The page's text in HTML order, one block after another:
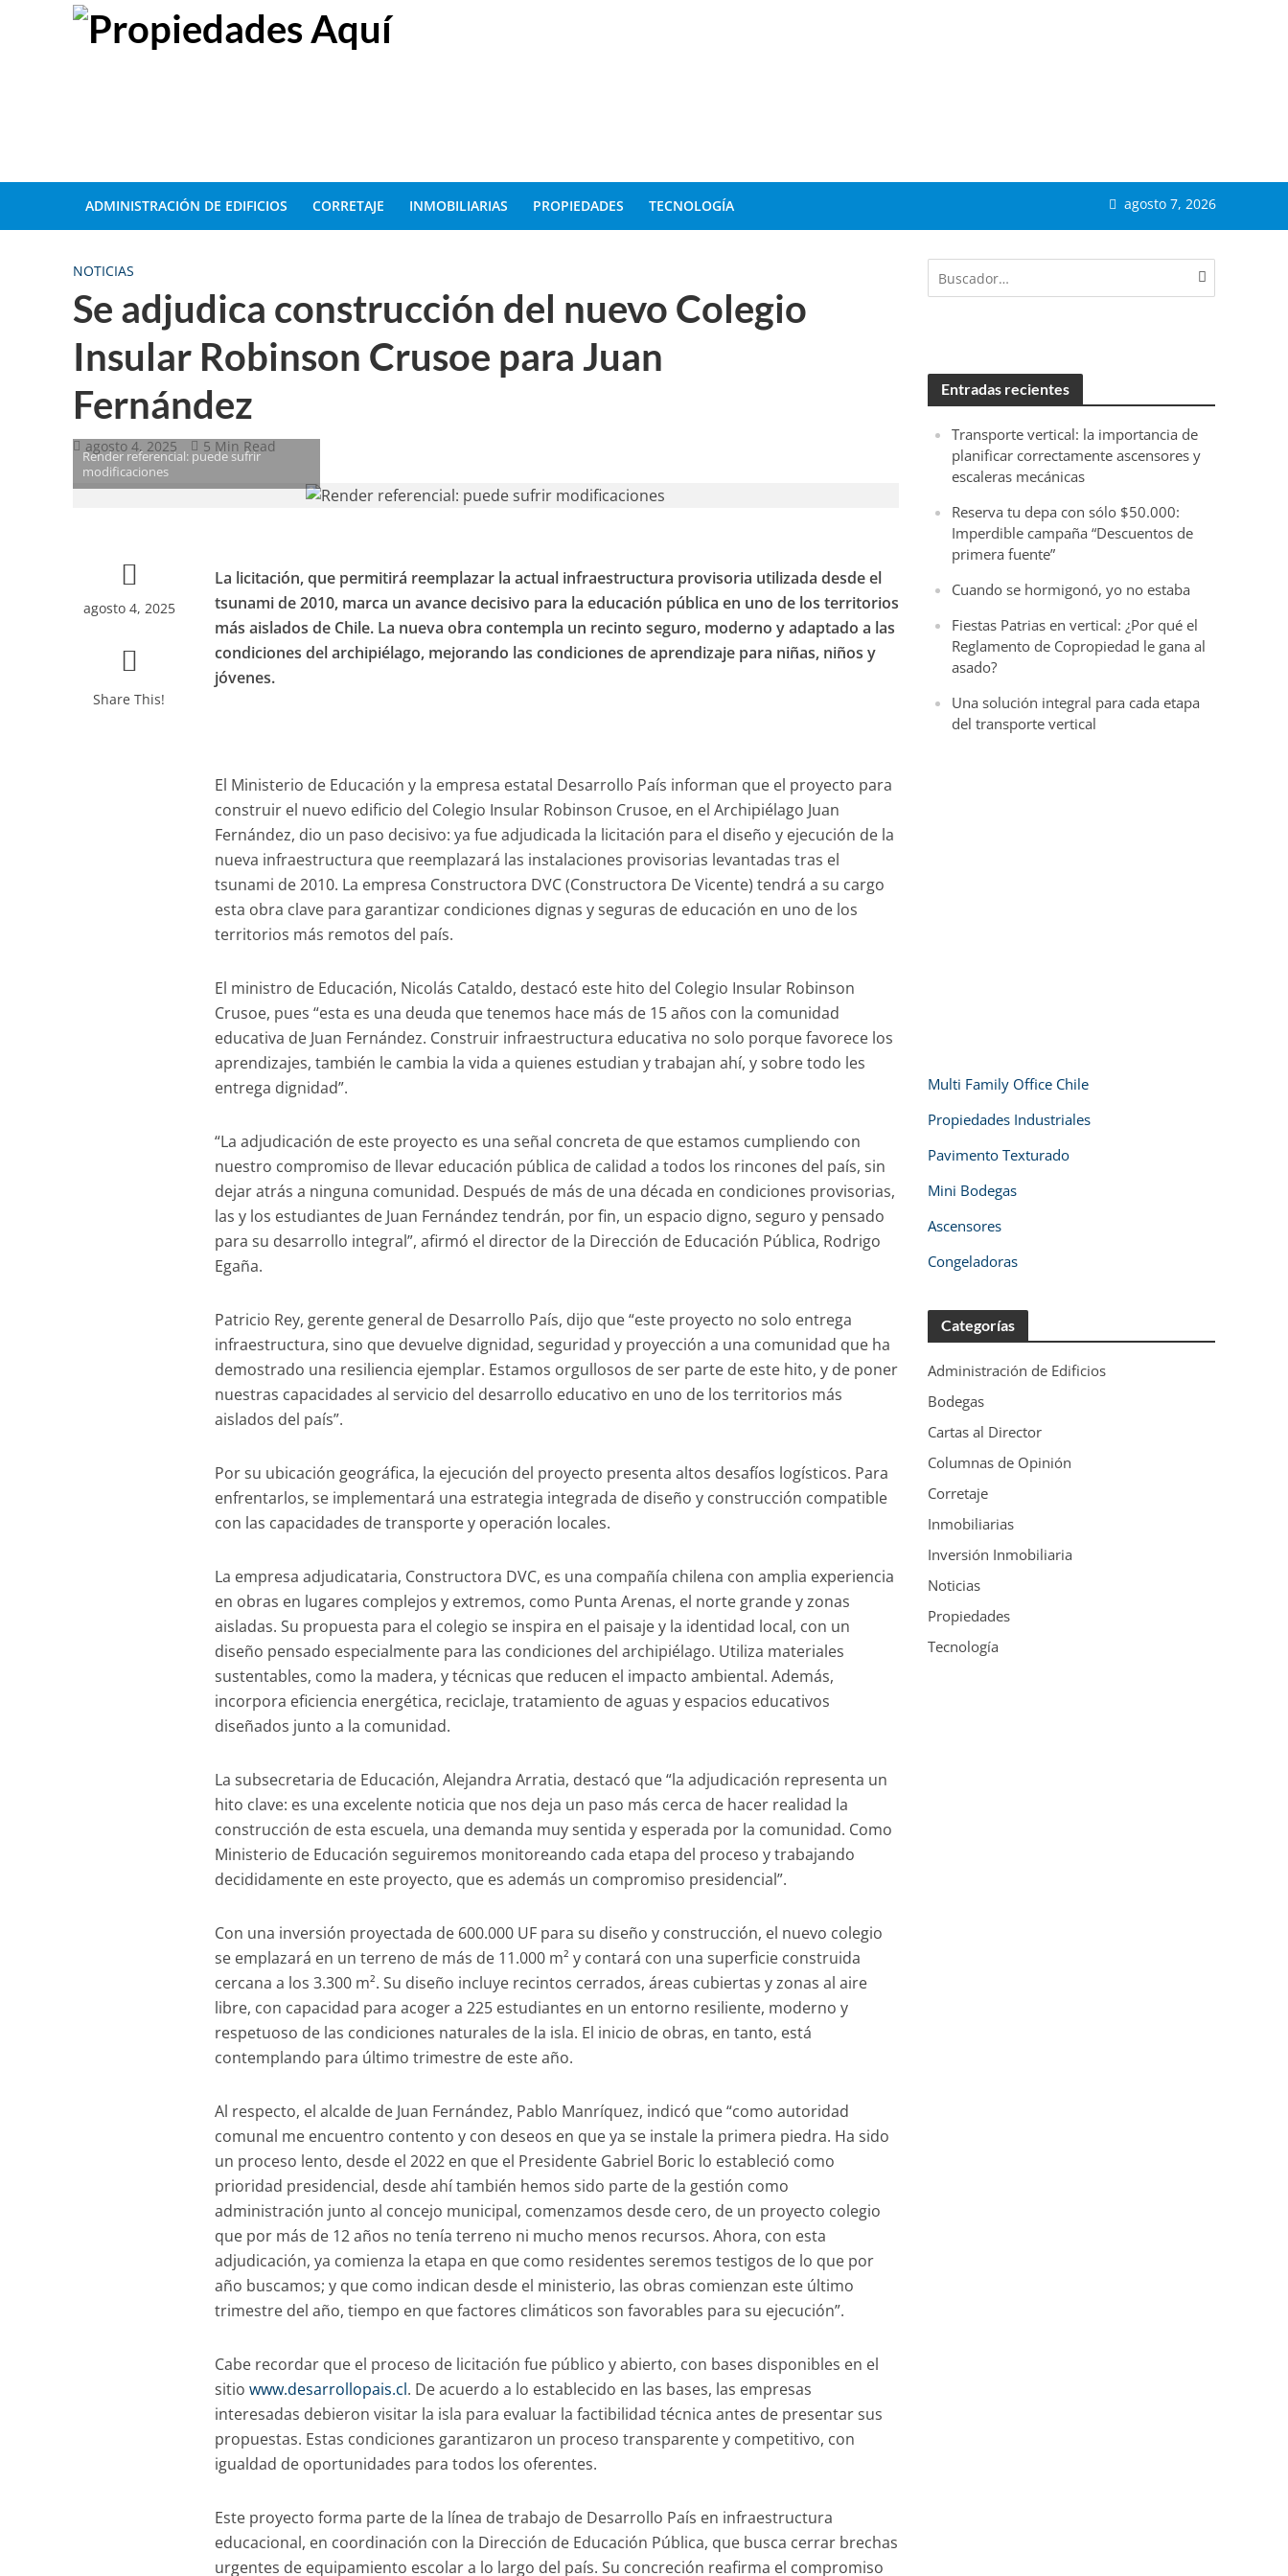
ADMINISTRACIÓN DE EDIFICIOS CORRETAJE INMOBILIARIAS PROPIEDADES TECNOLOGÍA agosto 7, 2026
NOTICIAS
Se adjudica construcción del nuevo Colegio
Insular Robinson Crusoe para Juan
Fernández
agosto 4, 2025 5 Min Read
Render referencial: puede sufrir
modificaciones
agosto 4, 2025
Share This!
La licitación, que permitirá reemplazar la actual infraestructura provisoria utilizada desde el
tsunami de 2010, marca un avance decisivo para la educación pública en uno de los territorios
más aislados de Chile. La nueva obra contempla un recinto seguro, moderno y adaptado a las
condiciones del archipiélago, mejorando las condiciones de aprendizaje para niñas, niños y
jóvenes.
El Ministerio de Educación y la empresa estatal Desarrollo País informan que el proyecto para
construir el nuevo edificio del Colegio Insular Robinson Crusoe, en el Archipiélago Juan
Fernández, dio un paso decisivo: ya fue adjudicada la licitación para el diseño y ejecución de la
nueva infraestructura que reemplazará las instalaciones provisorias levantadas tras el
tsunami de 2010. La empresa Constructora DVC (Constructora De Vicente) tendrá a su cargo
esta obra clave para garantizar condiciones dignas y seguras de educación en uno de los
territorios más remotos del país.
El ministro de Educación, Nicolás Cataldo, destacó este hito del Colegio Insular Robinson
Crusoe, pues “esta es una deuda que tenemos hace más de 15 años con la comunidad
educativa de Juan Fernández. Construir infraestructura educativa no solo porque favorece los
aprendizajes, también le cambia la vida a quienes estudian y trabajan ahí, y sobre todo les
entrega dignidad”.
“La adjudicación de este proyecto es una señal concreta de que estamos cumpliendo con
nuestro compromiso de llevar educación pública de calidad a todos los rincones del país, sin
dejar atrás a ninguna comunidad. Después de más de una década en condiciones provisorias,
las y los estudiantes de Juan Fernández tendrán, por fin, un espacio digno, seguro y pensado
para su desarrollo integral”, afirmó el director de la Dirección de Educación Pública, Rodrigo
Egaña.
Patricio Rey, gerente general de Desarrollo País, dijo que “este proyecto no solo entrega
infraestructura, sino que devuelve dignidad, seguridad y proyección a una comunidad que ha
demostrado una resiliencia ejemplar. Estamos orgullosos de ser parte de este hito, y de poner
nuestras capacidades al servicio del desarrollo educativo en uno de los territorios más
aislados del país”.
Por su ubicación geográfica, la ejecución del proyecto presenta altos desafíos logísticos. Para
enfrentarlos, se implementará una estrategia integrada de diseño y construcción compatible
con las capacidades de transporte y operación locales.
La empresa adjudicataria, Constructora DVC, es una compañía chilena con amplia experiencia
en obras en lugares complejos y extremos, como Punta Arenas, el norte grande y zonas
aisladas. Su propuesta para el colegio se inspira en el paisaje y la identidad local, con un
diseño pensado especialmente para las condiciones del archipiélago. Utiliza materiales
sustentables, como la madera, y técnicas que reducen el impacto ambiental. Además,
incorpora eficiencia energética, reciclaje, tratamiento de aguas y espacios educativos
diseñados junto a la comunidad.
La subsecretaria de Educación, Alejandra Arratia, destacó que “la adjudicación representa un
hito clave: es una excelente noticia que nos deja un paso más cerca de hacer realidad la
construcción de esta escuela, una demanda muy sentida y esperada por la comunidad. Como
Ministerio de Educación seguiremos monitoreando cada etapa del proceso y trabajando
decididamente en este proyecto, que es además un compromiso presidencial”.
Con una inversión proyectada de 600.000 UF para su diseño y construcción, el nuevo colegio
se emplazará en un terreno de más de 11.000 m² y contará con una superficie construida
cercana a los 3.300 m². Su diseño incluye recintos cerrados, áreas cubiertas y zonas al aire
libre, con capacidad para acoger a 225 estudiantes en un entorno resiliente, moderno y
respetuoso de las condiciones naturales de la isla. El inicio de obras, en tanto, está
contemplando para último trimestre de este año.
Al respecto, el alcalde de Juan Fernández, Pablo Manríquez, indicó que “como autoridad
comunal me encuentro contento y con deseos en que ya se instale la primera piedra. Ha sido
un proceso lento, desde el 2022 en que el Presidente Gabriel Boric lo estableció como
prioridad presidencial, desde ahí también hemos sido parte de la gestión como
administración junto al concejo municipal, comenzamos desde cero, de un proyecto colegio
que por más de 12 años no tenía terreno ni mucho menos recursos. Ahora, con esta
adjudicación, ya comienza la etapa en que como residentes seremos testigos de lo que por
año buscamos; y que como indican desde el ministerio, las obras comienzan este último
trimestre del año, tiempo en que factores climáticos son favorables para su ejecución”.
Cabe recordar que el proceso de licitación fue público y abierto, con bases disponibles en el
sitiowww.desarrollopais.cl. De acuerdo a lo establecido en las bases, las empresas
interesadas debieron visitar la isla para evaluar la factibilidad técnica antes de presentar sus
propuestas. Estas condiciones garantizaron un proceso transparente y competitivo, con
igualdad de oportunidades para todos los oferentes.
Este proyecto forma parte de la línea de trabajo de Desarrollo País en infraestructura
educacional, en coordinación con la Dirección de Educación Pública, que busca cerrar brechas
urgentes de equipamiento escolar a lo largo del país. Su concreción reafirma el compromiso
Entradas recientes
Transporte vertical: la importancia de
planificar correctamente ascensores y
escaleras mecánicas
Reserva tu depa con sólo $50.000:
Imperdible campaña “Descuentos de
primera fuente”
Cuando se hormigonó, yo no estaba
Fiestas Patrias en vertical: ¿Por qué el
Reglamento de Copropiedad le gana al
asado?
Una solución integral para cada etapa
del transporte vertical
Multi Family Office Chile
Propiedades Industriales
Pavimento Texturado
Mini Bodegas
Ascensores
Congeladoras
Categorías
Administración de Edificios
Bodegas
Cartas al Director
Columnas de Opinión
Corretaje
Inmobiliarias
Inversión Inmobiliaria
Noticias
Propiedades
Tecnología